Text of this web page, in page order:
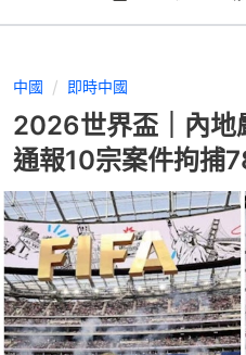
中國 即時中國
2026世界盃｜內
通報10宗案件拘捕